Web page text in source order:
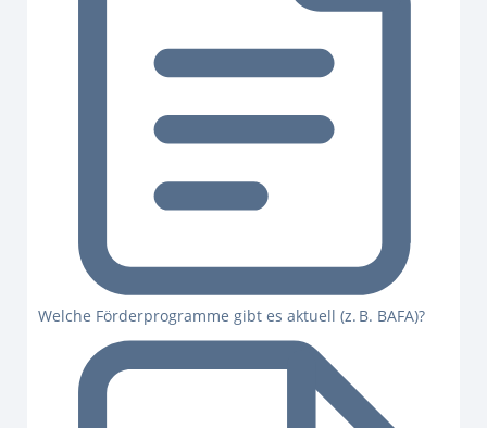
Welche Förderprogramme gibt es aktuell (z. B. BAFA)?